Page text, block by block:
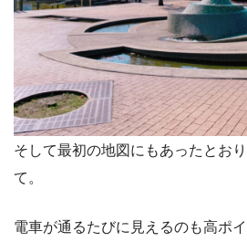
そして最初の地図にもあったとお
て。
電車が通るたびに見えるのも高ポ